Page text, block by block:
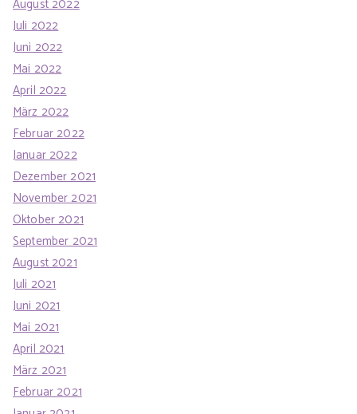
August 2022
Juli 2022
Juni 2022
Mai 2022
April 2022
März 2022
Februar 2022
Januar 2022
Dezember 2021
November 2021
Oktober 2021
September 2021
August 2021
Juli 2021
Juni 2021
Mai 2021
April 2021
März 2021
Februar 2021